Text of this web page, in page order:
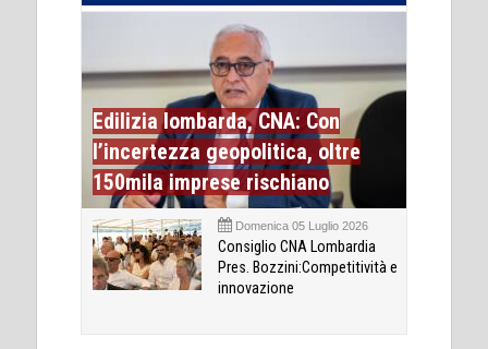
Edilizia lombarda, CNA: Con
l’incertezza geopolitica, oltre
150mila imprese rischiano
Domenica 05 Luglio 2026
Consiglio CNA Lombardia
Pres. Bozzini:Competitività e
innovazione